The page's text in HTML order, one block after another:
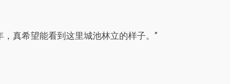
真希望能看到这里城池林立的样子。”